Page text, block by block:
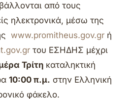
από τους
ηλεκτρονικά, μέσω της
www.promitheus.gov.gr ή
του ΕΣΗΔΗΣ μέχρι
Τρίτη καταληκτική
10:00 π.μ. στην Ελληνική
φάκελο.